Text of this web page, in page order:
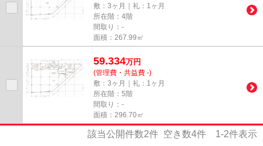
敷：3ヶ月｜礼：1ヶ月
所在階：4階
間取り：-
面積：267.99㎡
59.334万円
(管理費・共益費 -)
敷：3ヶ月｜礼：1ヶ月
所在階：5階
間取り：-
面積：296.70㎡
該当公開件数2件 空き数4件 1-2件表示